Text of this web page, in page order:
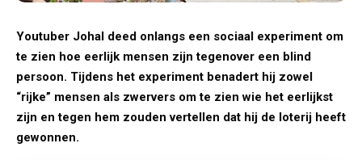
Youtuber Johal deed onlangs een sociaal experiment om
te zien hoe eerlijk mensen zijn tegenover een blind
persoon. Tijdens het experiment benadert hij zowel
“rijke” mensen als zwervers om te zien wie het eerlijkst
zijn en tegen hem zouden vertellen dat hij de loterij heeft
gewonnen.